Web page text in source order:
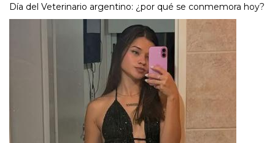
Día del Veterinario argentino: ¿por qué se conmemora hoy?